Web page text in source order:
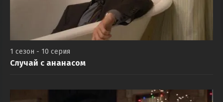
1 сезон - 10 серия
Случай с ананасом